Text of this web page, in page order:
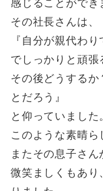
感じることができ
その社長さんは、
『自分が親代わ
でしっかりと頑張
その後どうするか
とだろう』
と仰っていました
このような素晴ら
またその息子さん
微笑ましくもあり